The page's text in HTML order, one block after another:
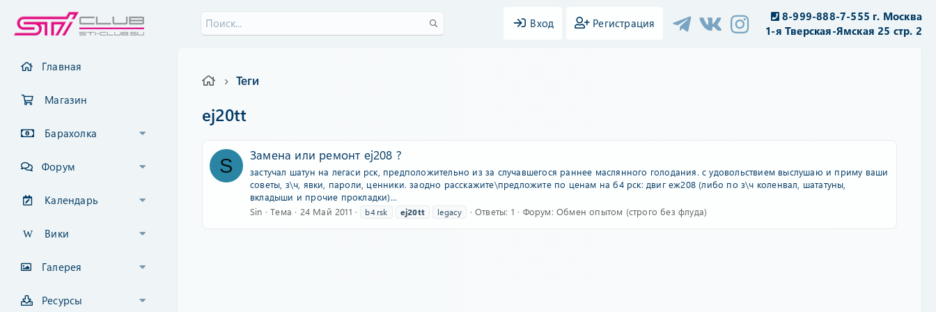
Вход Регистрация
8-999-888-7-555 г. Москва
1-я Тверская-Ямская 25 стр. 2
Главная
Магазин
Барахолка
Форум
Календарь
Вики
Галерея
Ресурсы
Теги
ej20tt
S Замена или ремонт ej208 ?
застучал шатун на легаси рск, предположительно из за случавшегося раннее маслянного голодания. с удовольствием выслушаю и приму ваши
советы, з\ч, явки, пароли, ценники. заодно расскажите\предложите по ценам на б4 рск: двиг еж208 (либо по з\ч коленвал, шататуны,
вкладыши и прочие прокладки)...
Sin
Тема 24 Май 2011 b4 rsk ej20tt legacy Ответы: 1 Форум: Обмен опытом (строго без флуда)